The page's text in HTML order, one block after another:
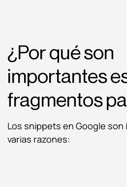
¿Por qué son
importantes
fragmentos
Los snippets en Google
varias razones: